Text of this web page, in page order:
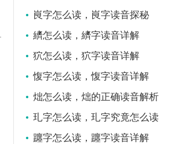
峎字怎么读，峎字读音探秘
纃怎么读，纃字读音详解
狖怎么读，狖字读音详解
愎字怎么读，愎字读音详解
炪怎么读，炪的正确读音解析
玌字怎么读，玌字究竟怎么读
躔字怎么读，躔字读音详解